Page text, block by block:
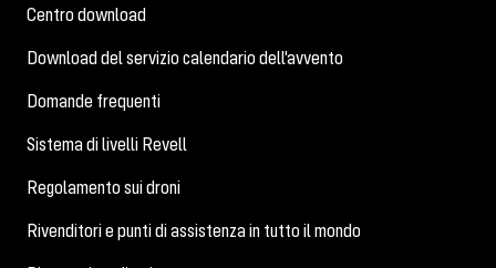
Centro download
Download del servizio calendario dell'avvento
Domande frequenti
Sistema di livelli Revell
Regolamento sui droni
Rivenditori e punti di assistenza in tutto il mondo